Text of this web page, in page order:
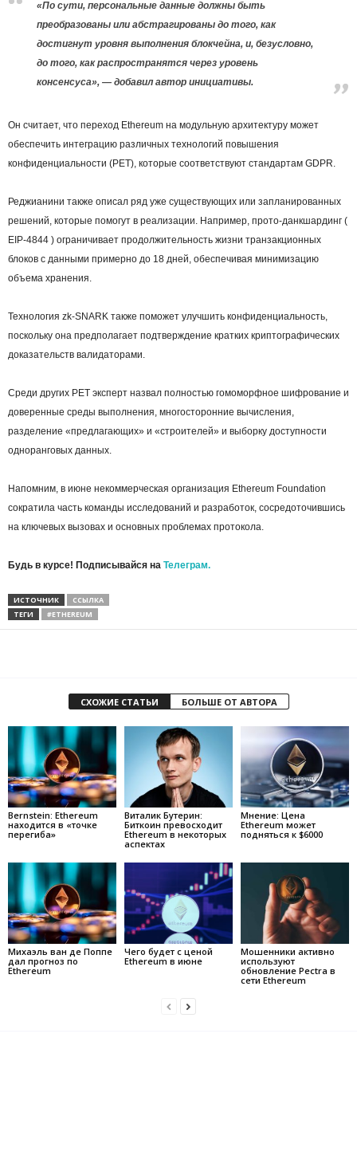
«По сути, персональные данные должны быть
преобразованы или абстрагированы до того, как
достигнут уровня выполнения блокчейна, и, безусловно,
до того, как распространятся через уровень
консенсуса», — добавил автор инициативы.
Он считает, что переход Ethereum на модульную архитектуру может
обеспечить интеграцию различных технологий повышения
конфиденциальности (PET), которые соответствуют стандартам GDPR.
Реджианини также описал ряд уже существующих или запланированных
решений, которые помогут в реализации. Например, прото-данкшардинг (
EIP-4844 ) ограничивает продолжительность жизни транзакционных
блоков с данными примерно до 18 дней, обеспечивая минимизацию
объема хранения.
Технология zk-SNARK также поможет улучшить конфиденциальность,
поскольку она предполагает подтверждение кратких криптографических
доказательств валидаторами.
Среди других PET эксперт назвал полностью гомоморфное шифрование и
доверенные среды выполнения, многосторонние вычисления,
разделение «предлагающих» и «строителей» и выборку доступности
одноранговых данных.
Напомним, в июне некоммерческая организация Ethereum Foundation
сократила часть команды исследований и разработок, сосредоточившись
на ключевых вызовах и основных проблемах протокола.
Будь в курсе! Подписывайся на Телеграм.
ИСТОЧНИК
ССЫЛКА
ТЕГИ
#ETHEREUM
СХОЖИЕ СТАТЬИ БОЛЬШЕ ОТ АВТОРА
Bernstein: Ethereum
находится в «точке
перегиба»
Виталик Бутерин:
Биткоин превосходит
Ethereum в некоторых
аспектах
Мнение: Цена
Ethereum может
подняться к $6000
Михаэль ван де Поппе
дал прогноз по
Ethereum
Чего будет с ценой
Ethereum в июне
Мошенники активно
используют
обновление Pectra в
сети Ethereum